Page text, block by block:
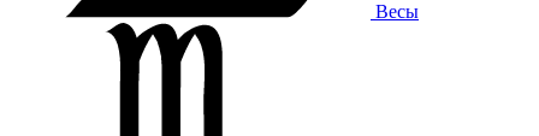
Весы